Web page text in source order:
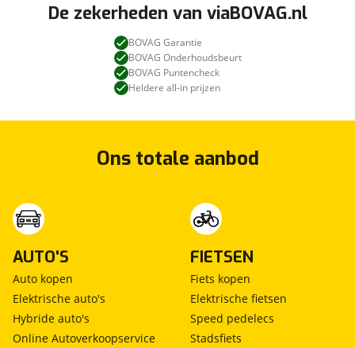
De zekerheden van viaBOVAG.nl
BOVAG Garantie
BOVAG Onderhoudsbeurt
BOVAG Puntencheck
Heldere all-in prijzen
Ons totale aanbod
AUTO'S
Auto kopen
Elektrische auto's
Hybride auto's
Online Autoverkoopservice
FIETSEN
Fiets kopen
Elektrische fietsen
Speed pedelecs
Stadsfiets